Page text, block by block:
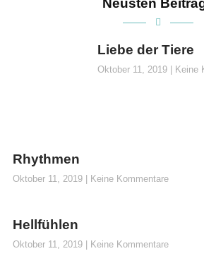
Neusten
Liebe der Tiere
Oktober 11, 2019 Keine
Rhythmen
Oktober 11, 2019 Keine Kommentare
Hellfühlen
Oktober 11, 2019 Keine Kommentare